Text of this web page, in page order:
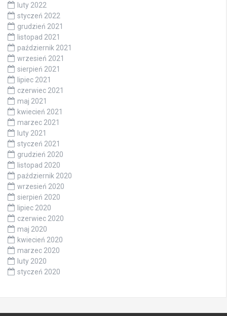
luty 2022
styczeń 2022
grudzień 2021
listopad 2021
październik 2021
wrzesień 2021
sierpień 2021
lipiec 2021
czerwiec 2021
maj 2021
kwiecień 2021
marzec 2021
luty 2021
styczeń 2021
grudzień 2020
listopad 2020
październik 2020
wrzesień 2020
sierpień 2020
lipiec 2020
czerwiec 2020
maj 2020
kwiecień 2020
marzec 2020
luty 2020
styczeń 2020